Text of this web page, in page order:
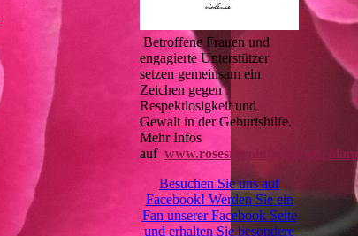
Betroffene Frauen und
engagierte Unterstützer
setzen gemeinsam ein
Zeichen gegen
Respektlosigkeit und
Gewalt in der Geburtshilfe.
Mehr Infos
auf
Besuchen Sie uns auf
Facebook! Werden Sie ein
Fan unserer Facebook Seite
und erhalten Sie besondere